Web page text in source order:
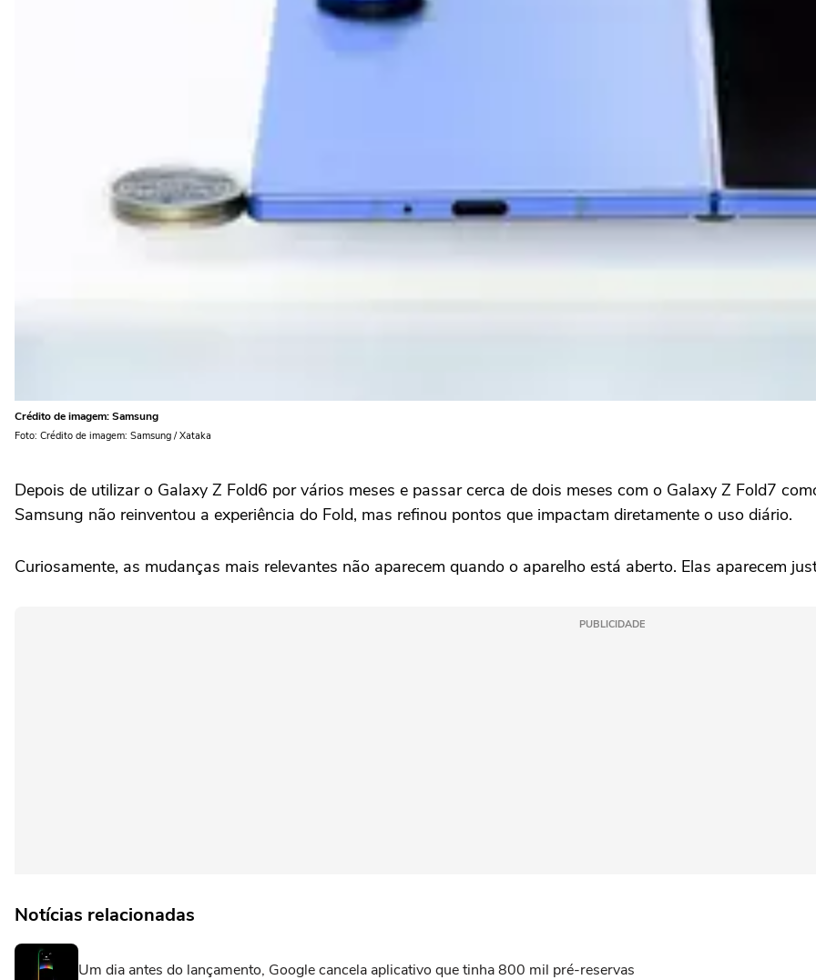
Crédito de imagem: Samsung
Foto: Crédito de imagem: Samsung / Xataka
Depois de utilizar o Galaxy Z Fold6 por vários meses e passar cerca de dois meses com o Galaxy Z Fold7
Samsung não reinventou a experiência do Fold, mas refinou pontos que impactam diretamente o uso diário.
Curiosamente, as mudanças mais relevantes não aparecem quando o aparelho está aberto. Elas aparecem
PUBLICIDADE
Notícias relacionadas
Um dia antes do lançamento, Google cancela aplicativo que tinha 800 mil pré-reservas